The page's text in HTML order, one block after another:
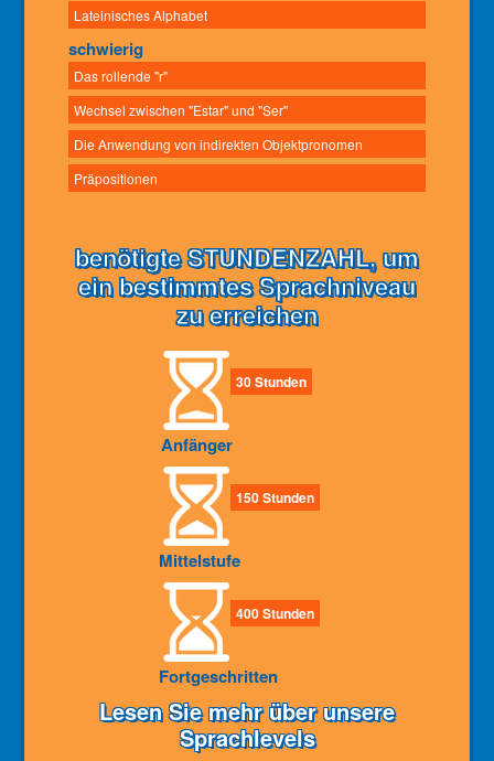
Lateinisches Alphabet
schwierig
Das rollende "r"
Wechsel zwischen "Estar" und "Ser"
Die Anwendung von indirekten Objektpronomen
Präpositionen
benötigte STUNDENZAHL, um
ein bestimmtes Sprachniveau
zu erreichen
30 Stunden
Anfänger
150 Stunden
Mittelstufe
400 Stunden
Fortgeschritten
Lesen Sie mehr über unsere
Sprachlevels